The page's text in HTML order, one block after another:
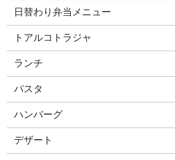
日替わり弁当メニュー
トアルコトラジャ
ランチ
パスタ
ハンバーグ
デザート